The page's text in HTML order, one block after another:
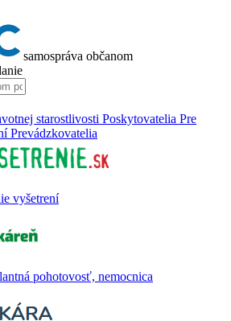
samospráva občanom
starostlivosti Poskytovatelia Pre
Prevádzkovatelia
vyšetrení
pohotovosť, nemocnica